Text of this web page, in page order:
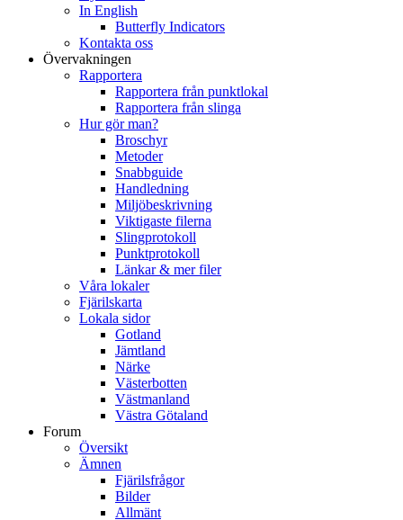
In English
Butterfly Indicators
Kontakta oss
Övervakningen
Rapportera
Rapportera från punktlokal
Rapportera från slinga
Hur gör man?
Broschyr
Metoder
Snabbguide
Handledning
Miljöbeskrivning
Viktigaste filerna
Slingprotokoll
Punktprotokoll
Länkar & mer filer
Våra lokaler
Fjärilskarta
Lokala sidor
Gotland
Jämtland
Närke
Västerbotten
Västmanland
Västra Götaland
Forum
Översikt
Ämnen
Fjärilsfrågor
Bilder
Allmänt